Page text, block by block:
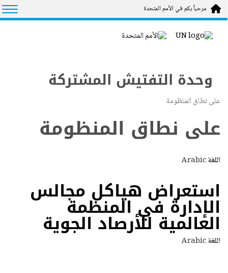
Skip to main content
مرحباً بكم في الأمم المتحدة
وحدة التفتيش المشتركة
على نطاق المنظومة
على نطاق المنظومة
اللغة
استعراض هياكل مجالس
الإدارة في المنظمة
العالمية للأرصاد الجوية
اللغة